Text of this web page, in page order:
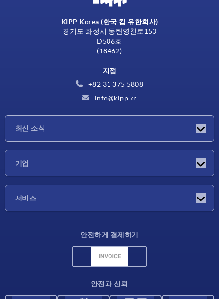
KIPP Korea (한국 킵 유한회사)
경기도 화성시 동탄영천로150
D506호
(18462)
지점
+82 31 375 5808
info@kipp.kr
최신 소식
기업
서비스
안전하게 결제하기
안전과 신뢰